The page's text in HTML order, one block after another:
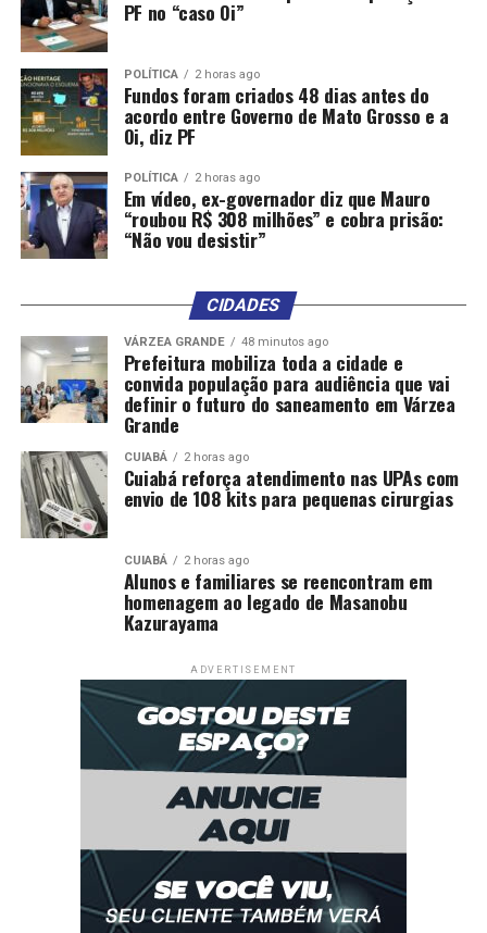
PF no “caso Oi”
POLÍTICA 2 horas ago
Fundos foram criados 48 dias antes do
acordo entre Governo de Mato Grosso e a
Oi, diz PF
POLÍTICA 2 horas ago
Em vídeo, ex-governador diz que Mauro
“roubou R$ 308 milhões” e cobra prisão:
“Não vou desistir”
CIDADES
VÁRZEA GRANDE 48 minutos ago
Prefeitura mobiliza toda a cidade e
convida população para audiência que vai
definir o futuro do saneamento em Várzea
Grande
CUIABÁ 2 horas ago
Cuiabá reforça atendimento nas UPAs com
envio de 108 kits para pequenas cirurgias
CUIABÁ 2 horas ago
Alunos e familiares se reencontram em
homenagem ao legado de Masanobu
Kazurayama
ADVERTISEMENT